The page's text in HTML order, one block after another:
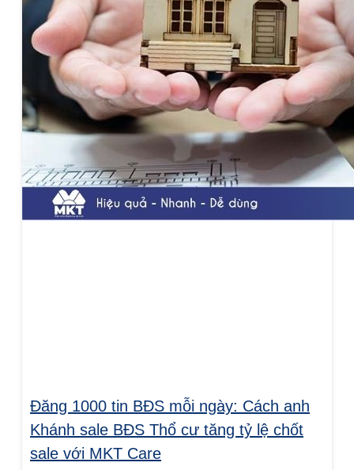
Đăng 1000 tin BĐS mỗi ngày: Cách anh
Khánh sale BĐS Thổ cư tăng tỷ lệ chốt
sale với MKT Care